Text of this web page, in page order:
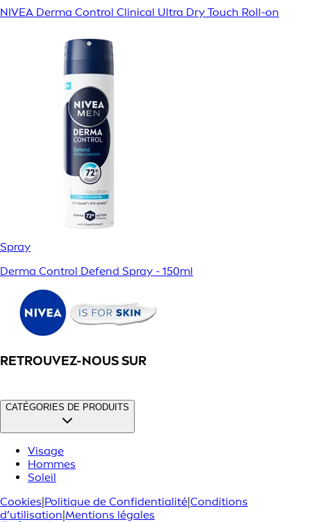
NIVEA Derma Control Clinical Ultra Dry Touch Roll-on
Spray
Derma Control Defend Spray - 150ml
RETROUVEZ-NOUS SUR
CATÉGORIES DE PRODUITS
Visage
Hommes
Soleil
Cookies|Politique de Confidentialité|Conditions
d’utilisation|Mentions légales